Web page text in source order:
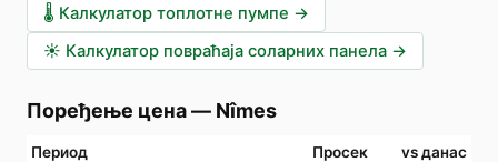
🌡️ Калкулатор топлотне пумпе →
☀️ Калкулатор повраћаја соларних панела →
Поређење цена— Nîmes
Период Просек vs данас